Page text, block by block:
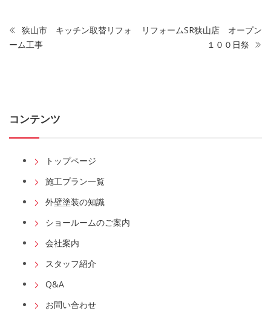
狭山市 キッチン取替リフォ
ーム工事
リフォームSR狭山店 オープン
１００日祭
コンテンツ
トップページ
施工プラン一覧
外壁塗装の知識
ショールームのご案内
会社案内
スタッフ紹介
Q&A
お問い合わせ